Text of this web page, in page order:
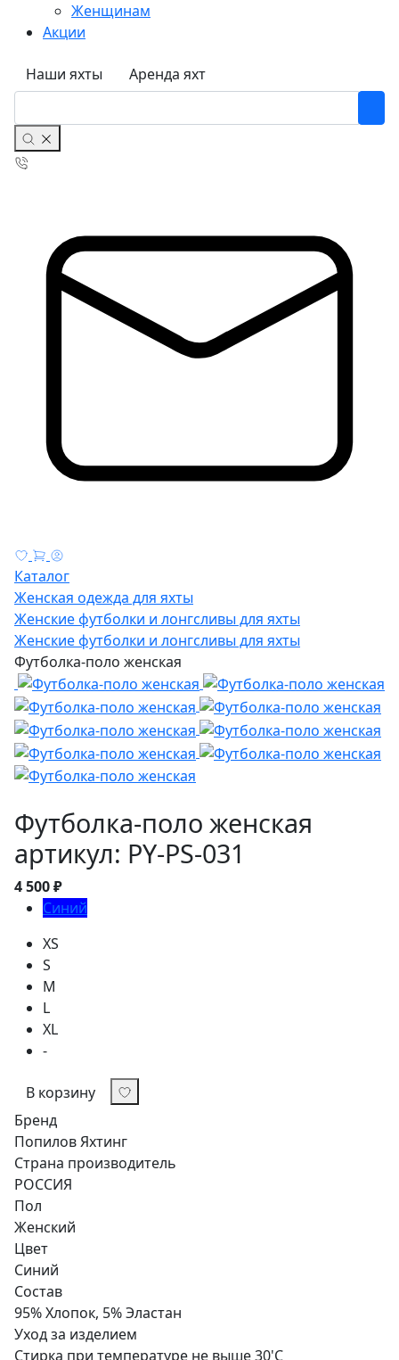
Женщинам
Акции
Наши яхты Аренда яхт
Каталог
Женская одежда для яхты
Женские футболки и лонгсливы для яхты
Женские футболки и лонгсливы для яхты
Футболка-поло женская
Футболка-поло женская
артикул: PY-PS-031
4 500 ₽
Синий
XS
S
M
L
XL
-
В корзину
Бренд
Попилов Яхтинг
Страна производитель
РОССИЯ
Пол
Женский
Цвет
Синий
Состав
95% Хлопок, 5% Эластан
Уход за изделием
Стирка при температуре не выше 30'C